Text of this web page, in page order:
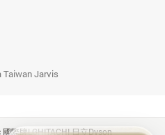
Taiwan Jarvis
國際牌LGHITACHI 日立Dyson